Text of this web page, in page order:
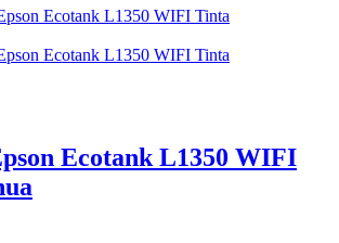
Ecotank L1350 WIFI